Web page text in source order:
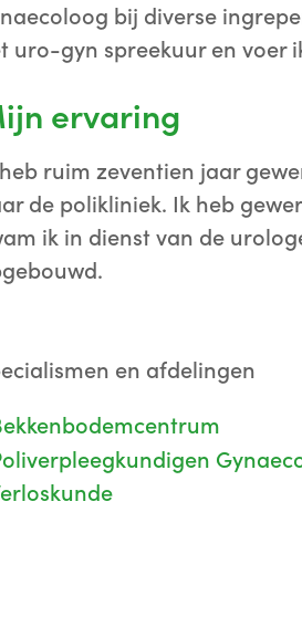
bij diverse
uro-gyn spreekuur en voer
ervaring
ruim zeventien jaar
de polikliniek. Ik heb
ik in dienst van de
en afdelingen